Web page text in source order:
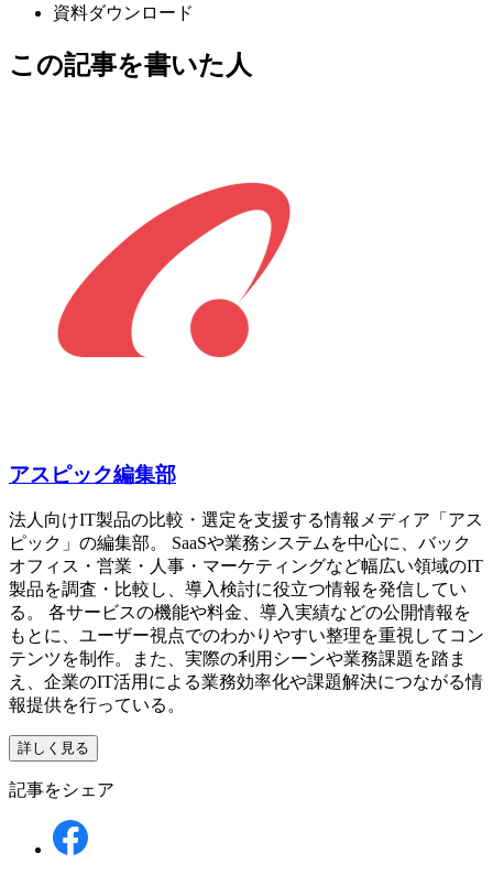
資料ダウンロード
この記事を書いた人
アスピック編集部
法人向けIT製品の比較・選定を支援する情報メディア「アス
ピック」の編集部。 SaaSや業務システムを中心に、バック
オフィス・営業・人事・マーケティングなど幅広い領域のIT
製品を調査・比較し、導入検討に役立つ情報を発信してい
る。 各サービスの機能や料金、導入実績などの公開情報を
もとに、ユーザー視点でのわかりやすい整理を重視してコン
テンツを制作。また、実際の利用シーンや業務課題を踏ま
え、企業のIT活用による業務効率化や課題解決につながる情
報提供を行っている。
詳しく見る
記事をシェア